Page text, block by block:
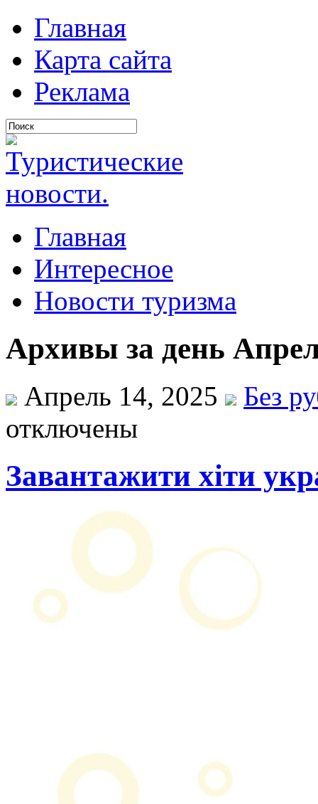
Главная
Карта сайта
Реклама
Главная
Интересное
Новости туризма
Архивы за день
Апрель 14, 2025
Без
отключены
Завантажити хіти